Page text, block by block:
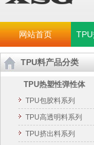
网站首页
TPU料产品分类
TPU热塑性弹性体
TPU包胶料系列
TPU高透明料系列
TPU挤出料系列